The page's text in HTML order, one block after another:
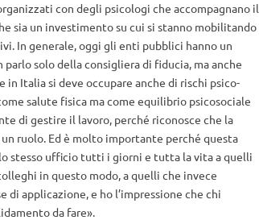
con degli psicologi che accompagnano il
sia un investimento su cui si stanno mobilitando
In generale, oggi gli enti pubblici hanno un
solo della consigliera di fiducia, ma anche
Italia si deve occupare anche di rischi psico-
salute fisica ma come equilibrio psicosociale
di gestire il lavoro, perché riconosce che la
ruolo. Ed è molto importante perché questa
stesso ufficio tutti i giorni e tutta la vita a quelli
in questo modo, a quelli che invece
di applicazione, e ho l’impressione che chi
da fare».